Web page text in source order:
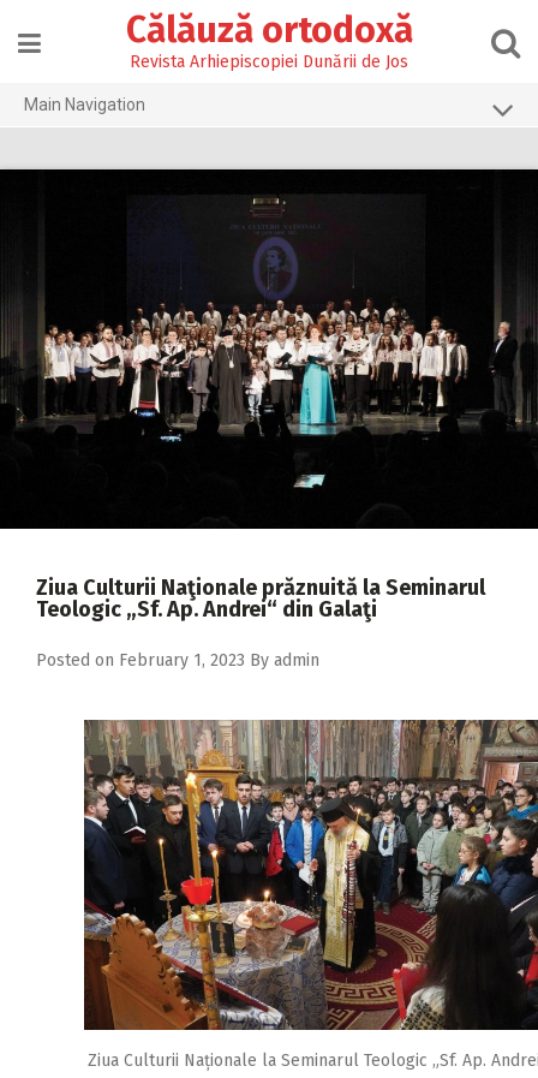
content
Călăuză ortodoxă
Revista Arhiepiscopiei Dunării de Jos
Main Navigation
2023
2022
2021
2017
Ziua Culturii Naţionale prăznuită la Seminarul
Teologic „Sf. Ap. Andrei“ din Galaţi
Posted on February 1, 2023 By admin
Ziua Culturii Naționale la Seminarul Teologic „Sf. Ap.